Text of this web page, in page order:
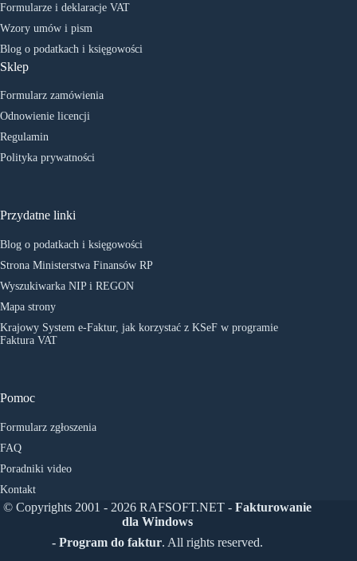
Formularze i deklaracje VAT
Wzory umów i pism
Blog o podatkach i księgowości
Sklep
Formularz zamówienia
Odnowienie licencji
Regulamin
Polityka prywatności
Przydatne linki
Blog o podatkach i księgowości
Strona Ministerstwa Finansów RP
Wyszukiwarka NIP i REGON
Mapa strony
Krajowy System e-Faktur, jak korzystać z KSeF w programie
Faktura VAT
Pomoc
Formularz zgłoszenia
FAQ
Poradniki video
Kontakt
© Copyrights 2001 - 2026 RAFSOFT.NET - Fakturowanie
dla Windows
- Program do faktur. All rights reserved.